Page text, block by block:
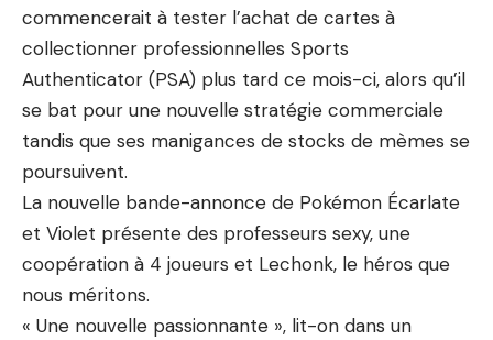
commencerait à tester l’achat de cartes à
collectionner professionnelles Sports
Authenticator (PSA) plus tard ce mois-ci, alors qu’il
se bat pour une nouvelle stratégie commerciale
tandis que ses manigances de stocks de mèmes se
poursuivent.
La nouvelle bande-annonce de Pokémon Écarlate
et Violet présente des professeurs sexy, une
coopération à 4 joueurs et Lechonk, le héros que
nous méritons.
« Une nouvelle passionnante », lit-on dans un